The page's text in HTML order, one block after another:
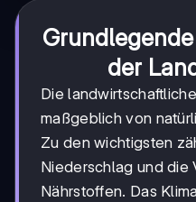
der
Die
maßgeblich von
Zu den wichtigsten
Niederschlag und die
Nährstoffen. Das